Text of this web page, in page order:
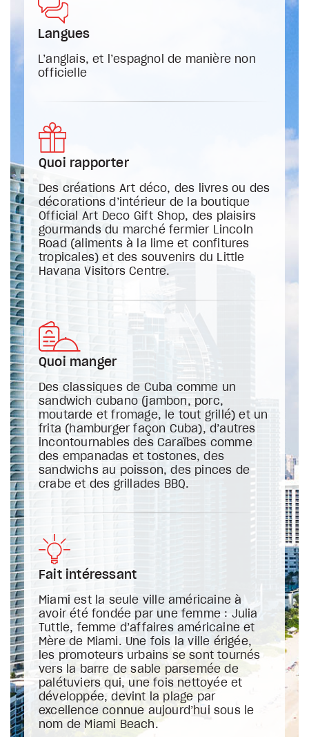
Langues
L’anglais, et l’espagnol de manière non
officielle
Quoi rapporter
Des créations Art déco, des livres ou des
décorations d’intérieur de la boutique
Official Art Deco Gift Shop, des plaisirs
gourmands du marché fermier Lincoln
Road (aliments à la lime et confitures
tropicales) et des souvenirs du Little
Havana Visitors Centre.
Quoi manger
Des classiques de Cuba comme un
sandwich cubano (jambon, porc,
moutarde et fromage, le tout grillé) et un
frita (hamburger façon Cuba), d’autres
incontournables des Caraïbes comme
des empanadas et tostones, des
sandwichs au poisson, des pinces de
crabe et des grillades BBQ.
Fait intéressant
Miami est la seule ville américaine à
avoir été fondée par une femme : Julia
Tuttle, femme d’affaires américaine et
Mère de Miami. Une fois la ville érigée,
les promoteurs urbains se sont tournés
vers la barre de sable parsemée de
palétuviers qui, une fois nettoyée et
développée, devint la plage par
excellence connue aujourd’hui sous le
nom de Miami Beach.